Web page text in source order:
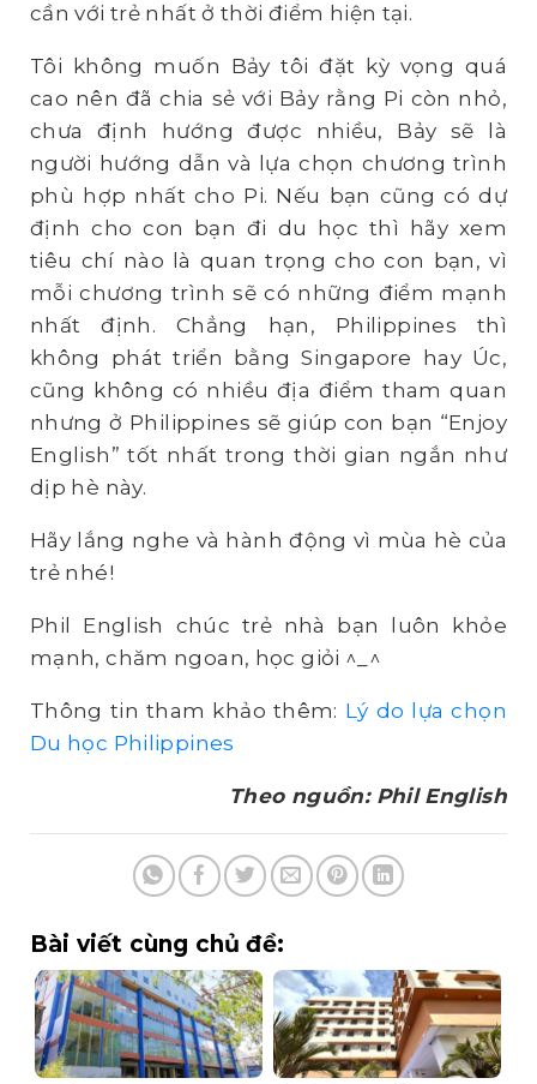
cần với trẻ nhất ở thời điểm hiện tại.
Tôi không muốn Bảy tôi đặt kỳ vọng quá
cao nên đã chia sẻ với Bảy rằng Pi còn nhỏ,
chưa định hướng được nhiều, Bảy sẽ là
người hướng dẫn và lựa chọn chương trình
phù hợp nhất cho Pi. Nếu bạn cũng có dự
định cho con bạn đi du học thì hãy xem
tiêu chí nào là quan trọng cho con bạn, vì
mỗi chương trình sẽ có những điểm mạnh
nhất định. Chẳng hạn, Philippines thì
không phát triển bằng Singapore hay Úc,
cũng không có nhiều địa điểm tham quan
nhưng ở Philippines sẽ giúp con bạn “Enjoy
English” tốt nhất trong thời gian ngắn như
dịp hè này.
Hãy lắng nghe và hành động vì mùa hè của
trẻ nhé!
Phil English chúc trẻ nhà bạn luôn khỏe
mạnh, chăm ngoan, học giỏi ^_^
Thông tin tham khảo thêm: Lý do lựa chọn
Du học Philippines
Theo nguồn: Phil English
Bài viết cùng chủ đề: